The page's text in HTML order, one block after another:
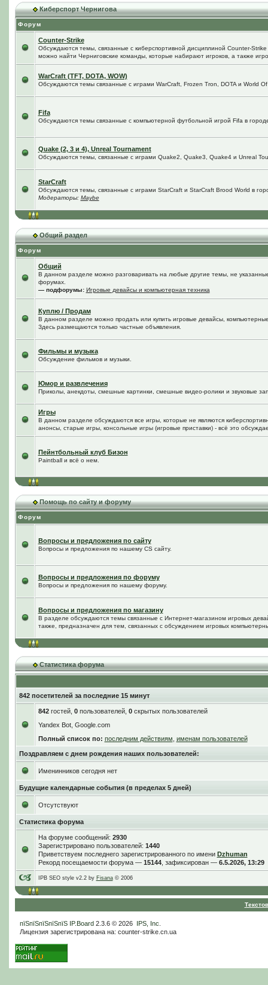
Киберспорт Чернигова
Форум
Counter-Strike
Обсуждаются темы, связанные с киберспортивной дисциплиной Counter-Strike
можно найти Черниговские команды, которые набирают игроков, а также
WarCraft (TFT, DOTA, WOW)
Обсуждаются темы связанные с играми WarCraft, Frozen Tron, DOTA и World
Fifa
Обсуждаются темы связанные с компьютерной футбольной игрой Fifa в
Quake (2, 3 и 4), Unreal Tournament
Обсуждаются темы, связанные с играми Quake2, Quake3, Quake4 и Unreal
StarCraft
Обсуждаются темы, связанные с играми StarCraft и StarCraft Brood World в
Модераторы: Maybe
Общий раздел
Форум
Общий
В данном разделе можно разговаривать на любые другие темы, не
форумах.
— подфорумы: Игровые девайсы и компьютерная техника
Куплю / Продам
В данном разделе можно продать или купить игровые девайсы,
Здесь размещаются только частные объявления.
Фильмы и музыка
Обсуждение фильмов и музыки.
Юмор и развлечения
Приколы, анекдоты, смешные картинки, смешные видео-ролики и звуковые
Игры
В данном разделе обсуждаются все игры, которые не являются
анонсы, старые игры, консольные игры (игровые приставки) - всё это
Пейнтбольный клуб Бизон
Paintball и всё о нем.
Помощь по сайту и форуму
Форум
Вопросы и предложения по сайту
Вопросы и предложения по нашему CS сайту.
Вопросы и предложения по форуму
Вопросы и предложения по нашему форуму.
Вопросы и предложения по магазину
В разделе обсуждаются темы связанные с Интернет-магазином игровых
также, предназначен для тем, связанных с обсуждением игровых
Статистика форума
842 посетителей за последние 15 минут
842гостей, 0пользователей, 0скрытых пользователей
Yandex Bot, Google.com
Полный список по: последним действиям именам пользователей
Поздравляем с днем рождения наших пользователей:
Именинников сегодня нет
Будущие календарные события (в пределах 5 дней)
Отсутствуют
Статистика форума
На форуме сообщений: 2930
Зарегистрировано пользователей: 1440
Приветствуем последнего зарегистрированного по имени Dzhuman
Рекорд посещаемости форума — 15144, зафиксирован — 6.5.2026, 13:29
IPB SEO style v2.2 by Fisana© 2006
пїЅпїЅпїЅпїЅпїЅ IP.Board2.3.6 © 2026 IPS, Inc
Лицензия зарегистрирована на: counter-strike.cn.ua